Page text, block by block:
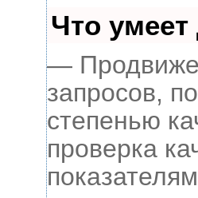
Что умеет
—
запросов,
степенью
проверка